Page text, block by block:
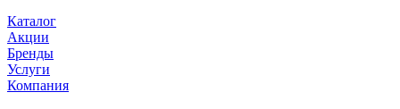
Каталог
Акции
Бренды
Услуги
Компания